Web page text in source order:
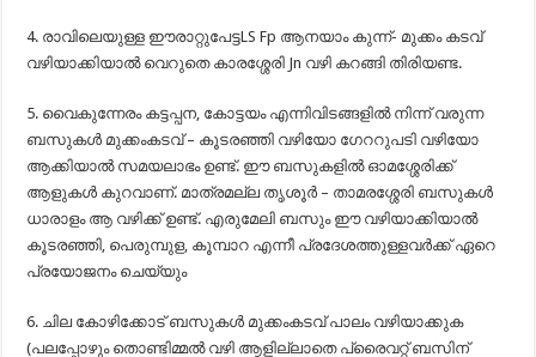
4. രാവിലെയുള്ള ഈരാറ്റുപേട്ടLS Fp ആനയാം കുന്ന്- മുക്കം കടവ്
വഴിയാക്കിയാൽ വെറുതെ കാരശ്ശേരി Jn വഴി കറങ്ങി തിരിയണ്ട.
5. വൈകുന്നേരം കട്ടപ്പന, കോട്ടയം എന്നിവിടങ്ങളിൽ നിന്ന് വരുന്ന
ബസുകൾ മുക്കംകടവ്‌ – കൂടരഞ്ഞി വഴിയോ ഗേററുപടി വഴിയോ
ആക്കിയാൽ സമയലാഭം ഉണ്ട്. ഈ ബസുകളിൽ ഓമശ്ശേരിക്ക്
ആളുകൾ കുറവാണ്. മാത്രമല്ല തൃശൂർ – താമരശ്ശേരി ബസുകൾ
ധാരാളം ആ വഴിക്ക് ഉണ്ട്. എരുമേലി ബസും ഈ വഴിയാക്കിയാൽ
കൂടരഞ്ഞി, പെരുമ്പുള, കൂമ്പാറ എന്നീ പ്രദേശത്തുള്ളവർക്ക് ഏറെ
പ്രയോജനം ചെയ്യും
6. ചില കോഴിക്കോട് ബസുകൾ മുക്കംകടവ് പാലം വഴിയാക്കുക
(പലപ്പോഴും തൊണ്ടിമ്മൽ വഴി ആളില്ലാതെ പ്രൈവറ്റ് ബസിന്